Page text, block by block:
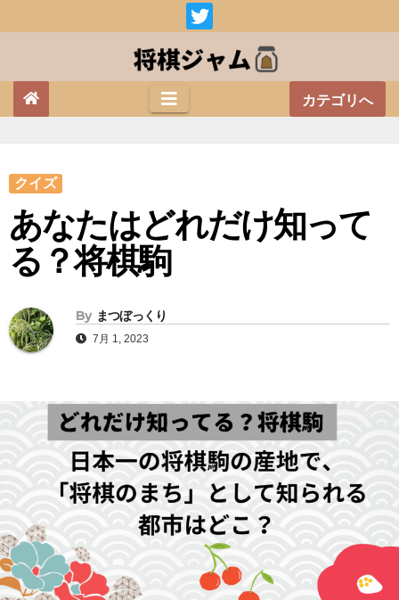
カテゴリへ
クイズ
あなたはどれだけ知って
る？将棋駒
By まつぼっくり
7月 1, 2023